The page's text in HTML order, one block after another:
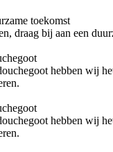
toekomst
draag bij aan een
hebben wij
hebben wij